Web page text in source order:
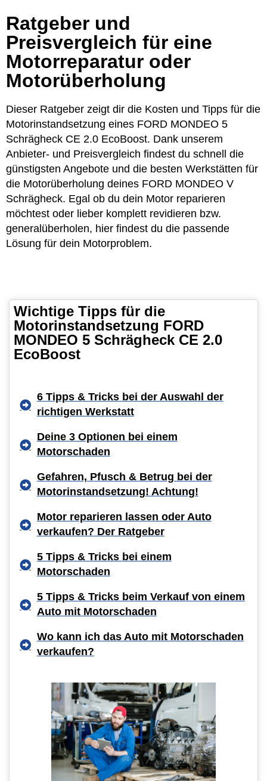
Ratgeber und
Preisvergleich für eine
Motorreparatur oder
Motorüberholung
Dieser Ratgeber zeigt dir die Kosten und Tipps für die
Motorinstandsetzung eines FORD MONDEO 5
Schrägheck CE 2.0 EcoBoost. Dank unserem
Anbieter- und Preisvergleich findest du schnell die
günstigsten Angebote und die besten Werkstätten für
die Motorüberholung deines FORD MONDEO V
Schrägheck. Egal ob du dein Motor reparieren
möchtest oder lieber komplett revidieren bzw.
generalüberholen, hier findest du die passende
Lösung für dein Motorproblem.
Wichtige Tipps für die
Motorinstandsetzung FORD
MONDEO 5 Schrägheck CE 2.0
EcoBoost
6 Tipps & Tricks bei der Auswahl der
richtigen Werkstatt
Deine 3 Optionen bei einem
Motorschaden
Gefahren, Pfusch & Betrug bei der
Motorinstandsetzung! Achtung!
Motor reparieren lassen oder Auto
verkaufen? Der Ratgeber
5 Tipps & Tricks bei einem
Motorschaden
5 Tipps & Tricks beim Verkauf von einem
Auto mit Motorschaden
Wo kann ich das Auto mit Motorschaden
verkaufen?